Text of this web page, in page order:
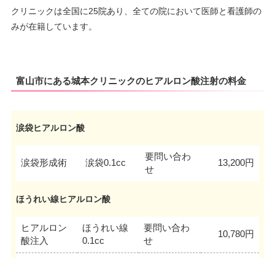
クリニックは全国に25院あり、全ての院において医師と看護師の
みが在籍しています。
富山市にある城本クリニックのヒアルロン酸注射の料金
涙袋ヒアルロン酸
涙袋形成術 涙袋0.1cc
要問い合わ
せ
13,200円
ほうれい線ヒアルロン酸
ヒアルロン
酸注入
ほうれい線
0.1cc
要問い合わ
せ
10,780円